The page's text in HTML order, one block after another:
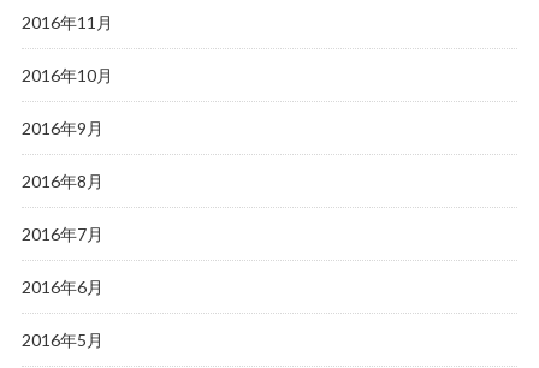
2016年11月
2016年10月
2016年9月
2016年8月
2016年7月
2016年6月
2016年5月